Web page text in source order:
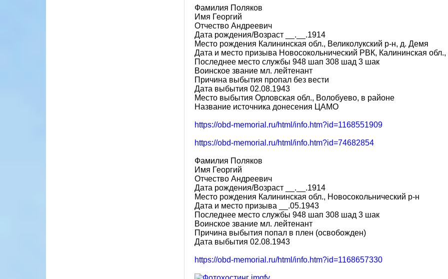
Фамилия Поляков
Имя Георгий
Отчество Андреевич
Дата рождения/Возраст __.__.1914
Место рождения Калининская обл., Великолукский р-н, д. Демя
Дата и место призыва Новосокольнический РВК, Калининская
Последнее место службы 948 шап 308 шад 3 шак
Воинское звание мл. лейтенант
Причина выбытия пропал без вести
Дата выбытия 02.08.1943
Место выбытия Орловская обл., Волобуево, в районе
Название источника донесения ЦАМО
https://obd-memorial.ru/html/info.htm?id=1168551909
https://obd-memorial.ru/html/info.htm?id=74682854
Фамилия Поляков
Имя Георгий
Отчество Андреевич
Дата рождения/Возраст __.__.1914
Место рождения Калининская обл., Новосокольнический р-н
Дата и место призыва __.05.1943
Последнее место службы 948 шап 308 шад 3 шак
Воинское звание мл. лейтенант
Причина выбытия попал в плен (освобожден)
Дата выбытия 02.08.1943
https://obd-memorial.ru/html/info.htm?id=1168657330